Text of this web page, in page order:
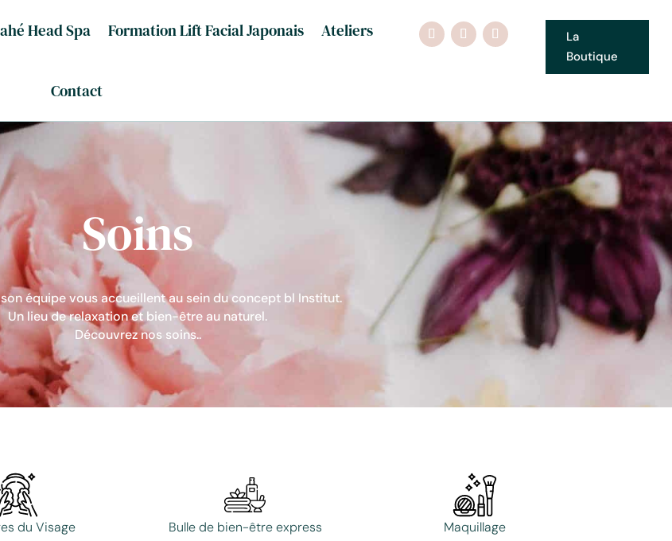
Head Spa Formation Lift Facial Japonais Ateliers
Contact
La
Boutique
Soins
équipe vous accueillent au sein du concept bl Institut.
Un lieu de relaxation et bien-être au naturel.
Découvrez nos soins..
du Visage Bulle de bien-être express Maquillage